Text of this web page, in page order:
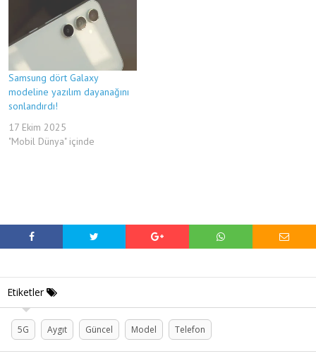
Samsung dört Galaxy
modeline yazılım dayanağını
sonlandırdı!
17 Ekim 2025
"Mobil Dünya" içinde
Etiketler
5G Aygıt Güncel Model Telefon